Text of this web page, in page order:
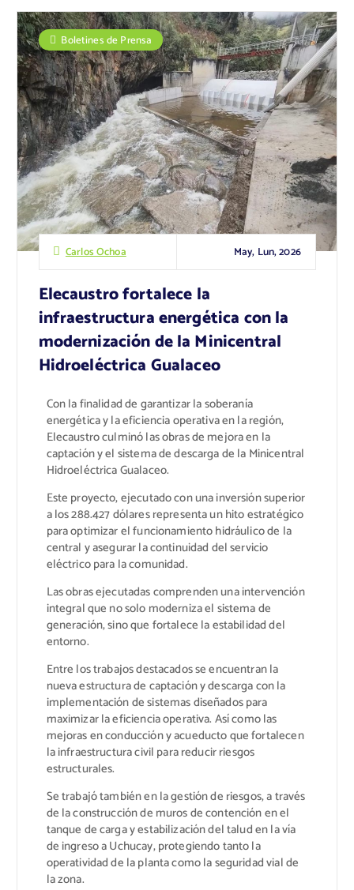
Carlos Ochoa May, Lun, 2026
Boletines de Prensa
Elecaustro fortalece la
infraestructura energética con la
modernización de la Minicentral
Hidroeléctrica Gualaceo
Con la finalidad de garantizar la soberanía
energética y la eficiencia operativa en la región,
Elecaustro culminó las obras de mejora en la
captación y el sistema de descarga de la Minicentral
Hidroeléctrica Gualaceo.
Este proyecto, ejecutado con una inversión superior
a los 288.427 dólares representa un hito estratégico
para optimizar el funcionamiento hidráulico de la
central y asegurar la continuidad del servicio
eléctrico para la comunidad.
Las obras ejecutadas comprenden una intervención
integral que no solo moderniza el sistema de
generación, sino que fortalece la estabilidad del
entorno.
Entre los trabajos destacados se encuentran la
nueva estructura de captación y descarga con la
implementación de sistemas diseñados para
maximizar la eficiencia operativa. Así como las
mejoras en conducción y acueducto que fortalecen
la infraestructura civil para reducir riesgos
estructurales.
Se trabajó también en la gestión de riesgos, a través
de la construcción de muros de contención en el
tanque de carga y estabilización del talud en la vía
de ingreso a Uchucay, protegiendo tanto la
operatividad de la planta como la seguridad vial de
la zona.